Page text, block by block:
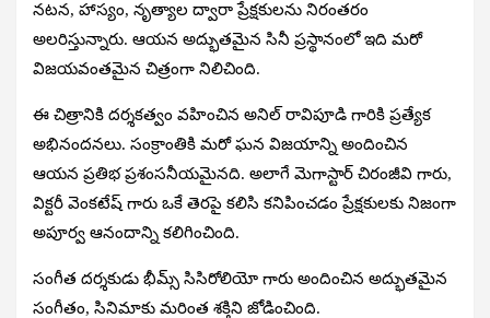
నటన, హాస్యం, నృత్యాల ద్వారా ప్రేక్షకులను నిరంతరం
అలరిస్తున్నారు. ఆయన అద్భుతమైన సినీ ప్రస్థానంలో ఇది మరో
విజయవంతమైన చిత్రంగా నిలిచింది.
ఈ చిత్రానికి దర్శకత్వం వహించిన అనిల్ రావిపూడి గారికి ప్రత్యేక
అభినందనలు. సంక్రాంతికి మరో ఘన విజయాన్ని అందించిన
ఆయన ప్రతిభ ప్రశంసనీయమైనది. అలాగే మెగాస్టార్ చిరంజీవి గారు,
విక్టరీ వెంకటేష్ గారు ఒకే తెరపై కలిసి కనిపించడం ప్రేక్షకులకు నిజంగా
అపూర్వ ఆనందాన్ని కలిగించింది.
సంగీత దర్శకుడు భీమ్స్ సిసిరోలియో గారు అందించిన అద్భుతమైన
సంగీతం, సినిమాకు మరింత శక్తిని జోడించింది.